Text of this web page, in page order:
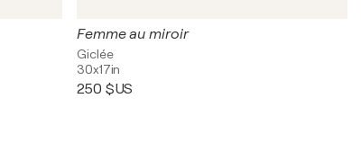
Femme au miroir
Giclée
30x17in
250 $US